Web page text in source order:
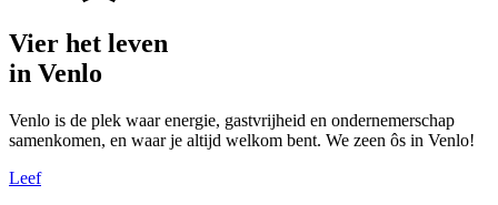
Vier het leven
in Venlo
Venlo is de plek waar energie, gastvrijheid en ondernemerschap
samenkomen, en waar je altijd welkom bent. We zeen ôs in Venlo!
Leef